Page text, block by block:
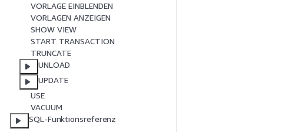
VORLAGE EINBLENDEN
VORLAGEN ANZEIGEN
SHOW VIEW
START TRANSACTION
TRUNCATE
UNLOAD
UPDATE
USE
VACUUM
SQL-Funktionsreferenz